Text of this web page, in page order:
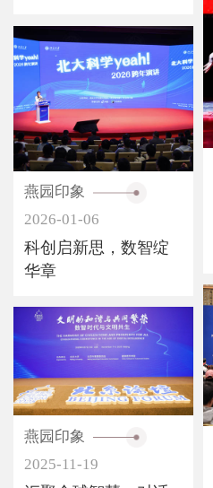
燕园印象
2026-01-06
科创启新思，数智绽
华章
燕园印象
2025-11-19